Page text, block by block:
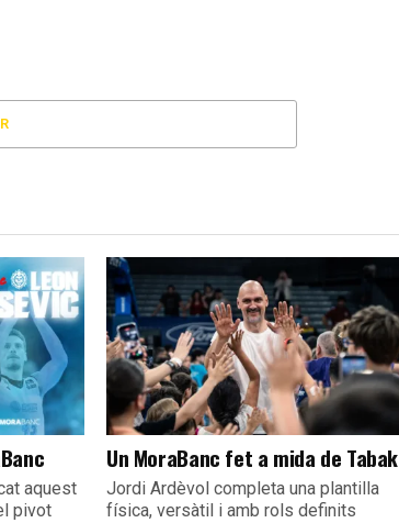
aquest
pivot
Un MoraBanc fet a mida de Tabak
Jordi Ardèvol completa una plantilla
física, versàtil i amb rols definits